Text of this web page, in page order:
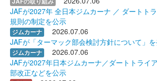
JAFが2027年 全日本ジムカーナ ／ ダートト
規則の制定を公示
ジムカーナ
2026.07.06
JAFが「ターマック部会検討方針について」
ジムカーナ
2026.07.06
JAFが2027年日本ジムカーナ／ダートトライ
部改正などを公示